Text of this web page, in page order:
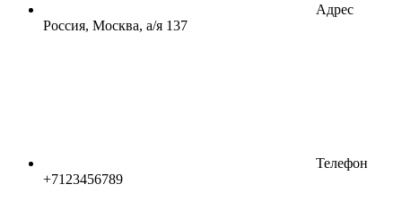
Адрес
Россия, Москва, а/я 137
Телефон
+7123456789